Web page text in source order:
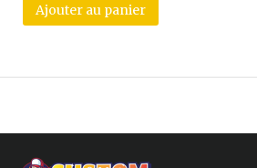
Ajouter au panier